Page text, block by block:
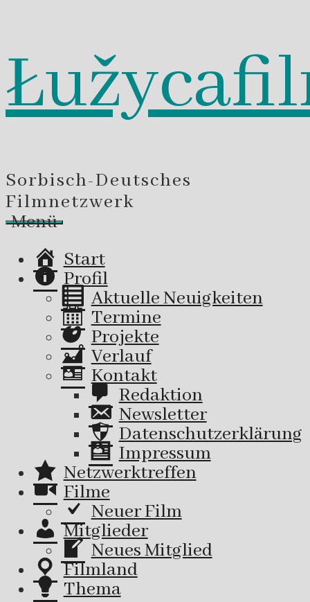
Zum
Inhalt
springen
Sorbisch-Deutsches
Filmnetzwerk
Menü
Start
Profil
Aktuelle Neuigkeiten
Termine
Projekte
Verlauf
Kontakt
Redaktion
Newsletter
Datenschutzerklärung
Impressum
Netzwerktreffen
Filme
Neuer Film
Mitglieder
Neues Mitglied
Filmland
Thema